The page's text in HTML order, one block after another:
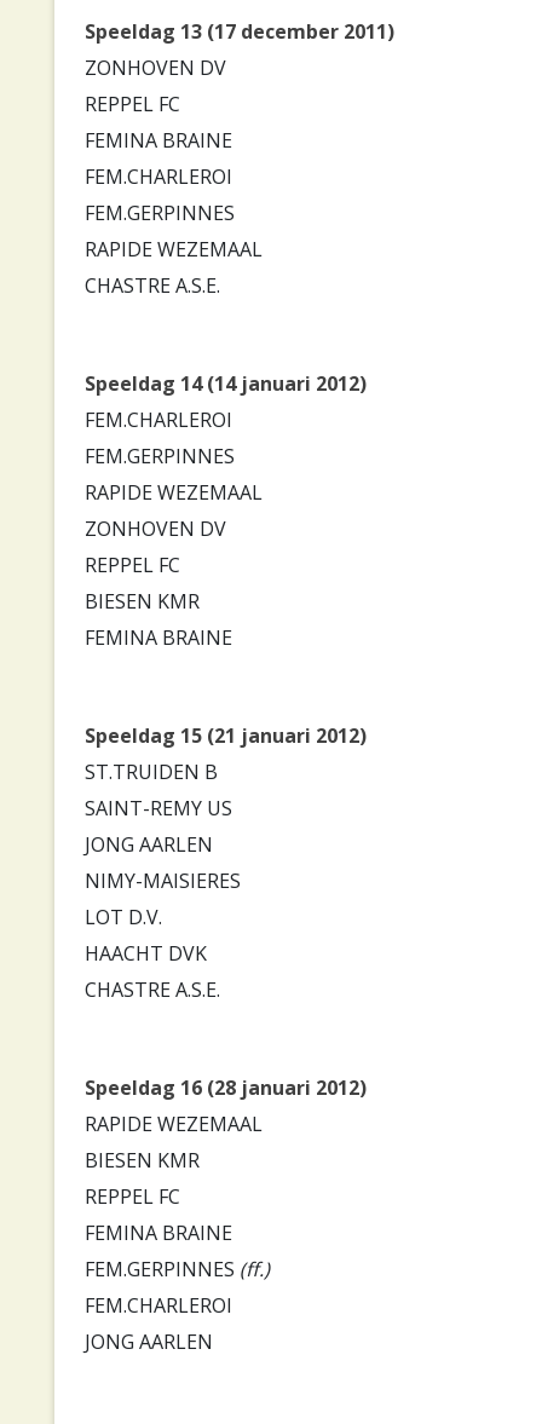
Speeldag 13 (17 december 2011)
ZONHOVEN DV
REPPEL FC
FEMINA BRAINE
FEM.CHARLEROI
FEM.GERPINNES
RAPIDE WEZEMAAL
CHASTRE A.S.E.
Speeldag 14 (14 januari 2012)
FEM.CHARLEROI
FEM.GERPINNES
RAPIDE WEZEMAAL
ZONHOVEN DV
REPPEL FC
BIESEN KMR
FEMINA BRAINE
Speeldag 15 (21 januari 2012)
ST.TRUIDEN B
SAINT-REMY US
JONG AARLEN
NIMY-MAISIERES
LOT D.V.
HAACHT DVK
CHASTRE A.S.E.
Speeldag 16 (28 januari 2012)
RAPIDE WEZEMAAL
BIESEN KMR
REPPEL FC
FEMINA BRAINE
FEM.GERPINNES (ff.)
FEM.CHARLEROI
JONG AARLEN